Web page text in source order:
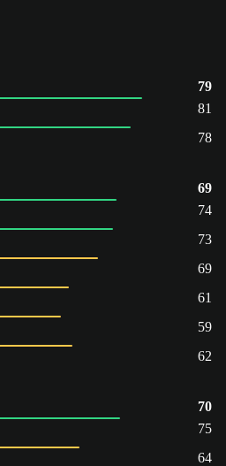
79
81
78
69
74
73
69
61
59
62
70
75
64